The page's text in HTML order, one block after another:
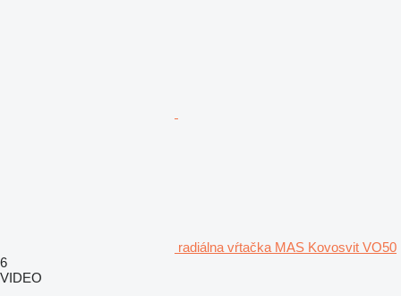
radiálna vŕtačka MAS Kovosvit VO50
6
VIDEO